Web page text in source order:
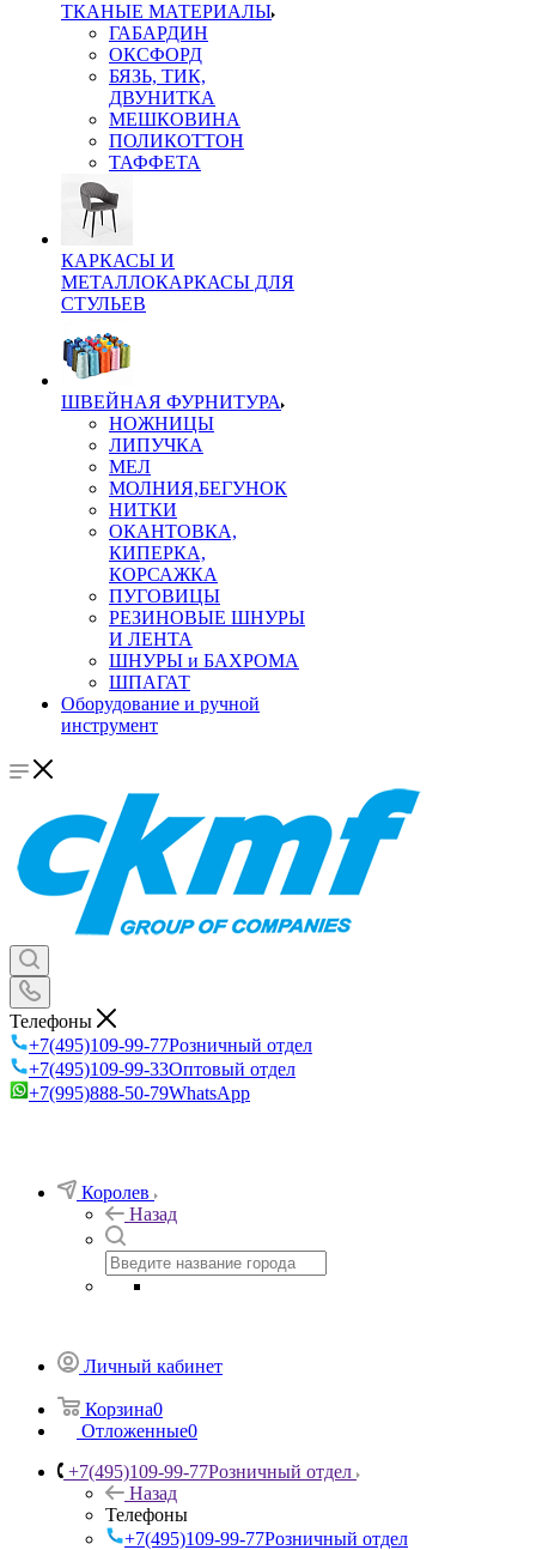
ТКАНЫЕ МАТЕРИАЛЫ
ГАБАРДИН
ОКСФОРД
БЯЗЬ, ТИК,
ДВУНИТКА
МЕШКОВИНА
ПОЛИКОТТОН
ТАФФЕТА
КАРКАСЫ И
МЕТАЛЛОКАРКАСЫ ДЛЯ
СТУЛЬЕВ
ШВЕЙНАЯ ФУРНИТУРА
НОЖНИЦЫ
ЛИПУЧКА
МЕЛ
МОЛНИЯ,БЕГУНОК
НИТКИ
ОКАНТОВКА,
КИПЕРКА,
КОРСАЖКА
ПУГОВИЦЫ
РЕЗИНОВЫЕ ШНУРЫ
И ЛЕНТА
ШНУРЫ и БАХРОМА
ШПАГАТ
Оборудование и ручной
инструмент
Телефоны
+7(495)109-99-77Розничный отдел
+7(495)109-99-33Оптовый отдел
+7(995)888-50-79WhatsApp
Королев
Назад
Личный кабинет
Корзина0
Отложенные0
+7(495)109-99-77Розничный отдел
Назад
Телефоны
+7(495)109-99-77Розничный отдел